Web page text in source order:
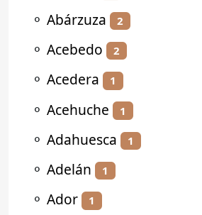
⚬ Abárzuza 2
⚬ Acebedo 2
⚬ Acedera 1
⚬ Acehuche 1
⚬ Adahuesca 1
⚬ Adelán 1
⚬ Ador 1